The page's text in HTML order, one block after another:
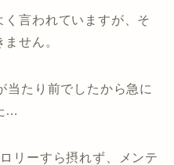
言われていますが、そ
せん。
当たり前でしたから急に
…
リーすら摂れず、メンテ